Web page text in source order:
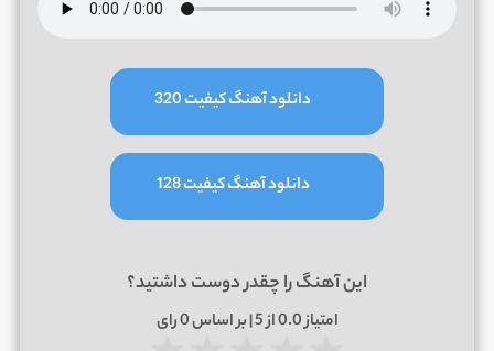
دانلود آهنگ کیفیت 320
دانلود آهنگ کیفیت 128
این آهنگ را چقدر دوست داشتید؟
امتیاز0.0از 5 | بر اساس 0رای